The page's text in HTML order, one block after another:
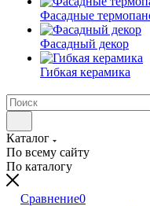
Фасадные
Фасадный декор
Гибкая керамика
Каталог
По всему сайту
По каталогу
Сравнение0